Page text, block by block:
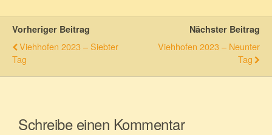
Vorheriger Beitrag
Viehhofen 2023 – Siebter
Tag
Nächster Beitrag
Viehhofen 2023 – Neunter
Tag
Schreibe einen Kommentar